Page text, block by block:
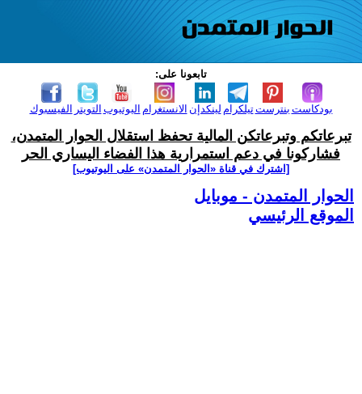
تابعونا على:
الفيسبوك التويتر اليوتيوب الانستغرام لينكدإن تيلكرامبنترست بودكاست
تبرعاتكم وتبرعاتكن المالية تحفظ استقلال الحوار المتمدن،
فشاركونا في دعم استمرارية هذا الفضاء اليساري الحر
[اشترك في قناة ‫«الحوار المتمدن» على اليوتيوب]
الحوار المتمدن - موبايل
الموقع الرئيسي